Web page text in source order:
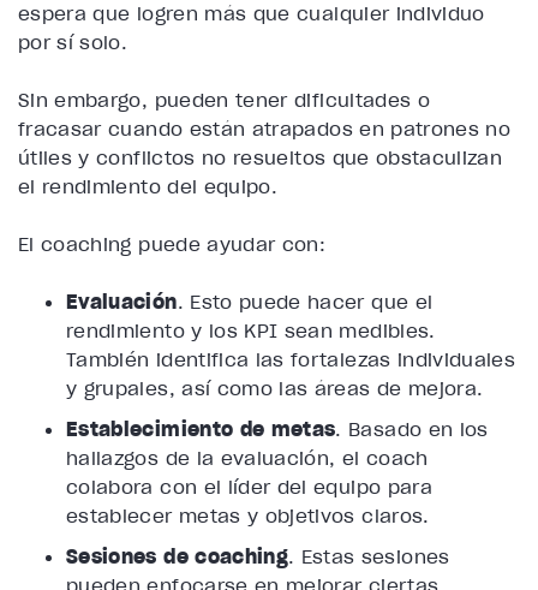
espera que logren más que cualquier individuo
por sí solo.
Sin embargo, pueden tener dificultades o
fracasar cuando están atrapados en patrones no
útiles y conflictos no resueltos que obstaculizan
el rendimiento del equipo.
El coaching puede ayudar con:
Evaluación. Esto puede hacer que el
rendimiento y los KPI sean medibles.
También identifica las fortalezas individuales
y grupales, así como las áreas de mejora.
Establecimiento de metas. Basado en los
hallazgos de la evaluación, el coach
colabora con el líder del equipo para
establecer metas y objetivos claros.
Sesiones de coaching. Estas sesiones